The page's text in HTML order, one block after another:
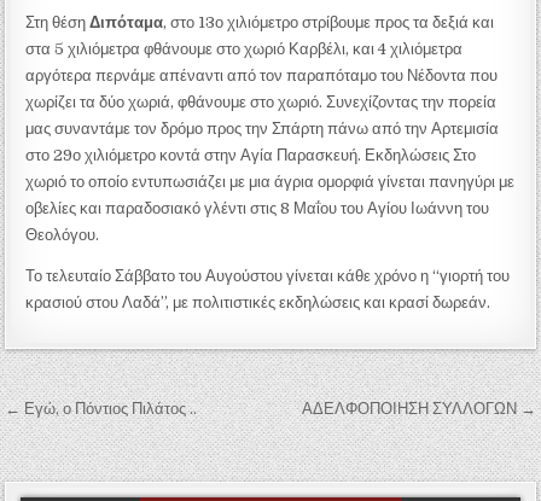
Στη θέσηΔιπόταμα, στο 13ο χιλιόμετρο στρίβουμε προς τα δεξιά και
στα 5 χιλιόμετρα φθάνουμε στο χωριό Καρβέλι, και 4 χιλιόμετρα
αργότερα περνάμε απέναντι από τον παραπόταμο του Νέδοντα που
χωρίζει τα δύο χωριά, φθάνουμε στο χωριό. Συνεχίζοντας την πορεία
μας συναντάμε τον δρόμο προς την Σπάρτη πάνω από την Αρτεμισία
στο 29ο χιλιόμετρο κοντά στην Αγία Παρασκευή. Εκδηλώσεις Στο
χωριό το οποίο εντυπωσιάζει με μια άγρια ομορφιά γίνεται πανηγύρι με
οβελίες και παραδοσιακό γλέντι στις 8 Μαΐου του Αγίου Ιωάννη του
Θεολόγου.
Το τελευταίο Σάββατο του Αυγούστου γίνεται κάθε χρόνο η “γιορτή του
κρασιού στου Λαδά”, με πολιτιστικές εκδηλώσεις και κρασί δωρεάν.
Πλοήγηση άρθρων
← Εγώ, ο Πόντιος Πιλάτος .. ΑΔΕΛΦΟΠΟΙΗΣΗ ΣΥΛΛΟΓΩΝ →